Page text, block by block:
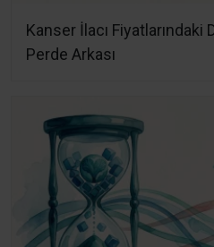
Kanser İlacı Fiyatlarındaki
Perde Arkası